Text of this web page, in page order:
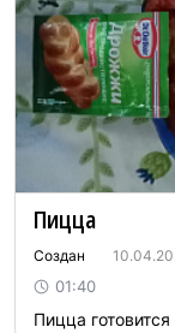
Пицца
Создан
01:40
Пицца